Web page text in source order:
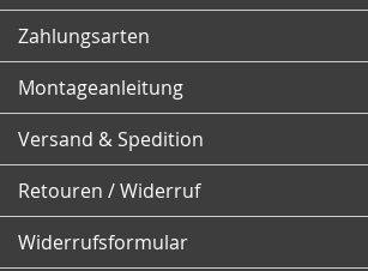
Zahlungsarten
Montageanleitung
Versand & Spedition
Retouren / Widerruf
Widerrufsformular